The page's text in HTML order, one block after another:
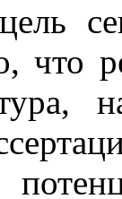
что